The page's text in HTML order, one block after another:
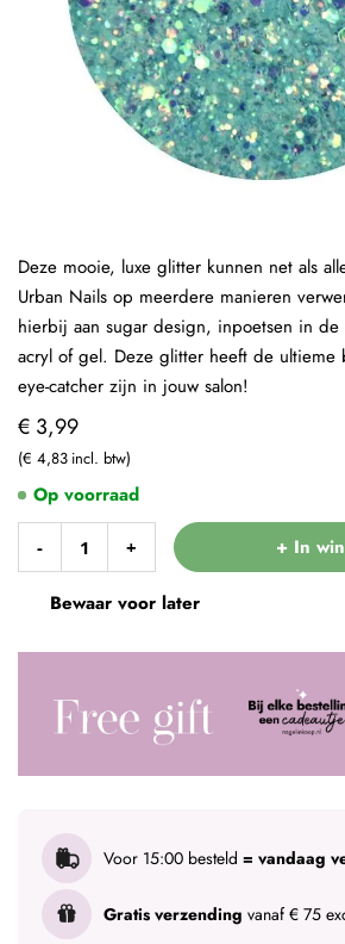
€ 3,99
€ 4,83
- + + In
Bewaar voor later
Voor 15:00 besteld = vandaag
Gratis verzending vanaf € 75
Op voorraad
Deze mooie, luxe glitter kunnen net als
Urban Nails op meerdere manieren
hierbij aan sugar design, inpoetsen in de
acryl of gel. Deze glitter heeft de ultieme
eye-catcher zijn in jouw salon!